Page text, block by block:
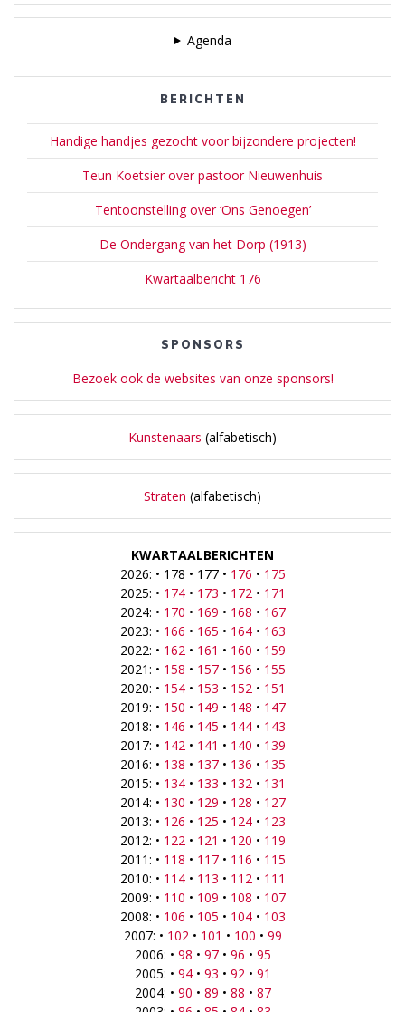
Agenda
BERICHTEN
Handige handjes gezocht voor bijzondere projecten!
Teun Koetsier over pastoor Nieuwenhuis
Tentoonstelling over ‘Ons Genoegen’
De Ondergang van het Dorp (1913)
Kwartaalbericht 176
SPONSORS
Bezoek ook de websites van onze sponsors!
Kunstenaars (alfabetisch)
Straten (alfabetisch)
KWARTAALBERICHTEN
2026: • 178 • 177 • 176 • 175
2025: • 174• 173 • 172 • 171
2024: • 170 • 169 • 168 • 167
2023: • 166 • 165 • 164• 163
2022: • 162 • 161 • 160 • 159
2021: • 158 • 157• 156 • 155
2020: • 154• 153 • 152 • 151
2019: • 150 • 149 • 148 • 147
2018: • 146 • 145 • 144• 143
2017: • 142 • 141 • 140 • 139
2016: • 138 • 137• 136 • 135
2015: • 134• 133 • 132 • 131
2014: • 130 • 129 • 128 • 127
2013: • 126 • 125 • 124• 123
2012: • 122 • 121 • 120 • 119
2011: • 118 • 117• 116 • 115
2010: • 114• 113 • 112 • 111
2009: • 110 • 109 • 108 • 107
2008: • 106 • 105 • 104• 103
2007: • 102 • 101 • 100 • 99
2006: • 98 • 97• 96 • 95
2005: • 94• 93 • 92 • 91
2004: • 90 • 89 • 88 • 87